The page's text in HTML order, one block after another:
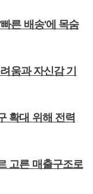
른 배송'에 목숨
움과 자신감 기
확대 위해 전력
고른 매출구조로